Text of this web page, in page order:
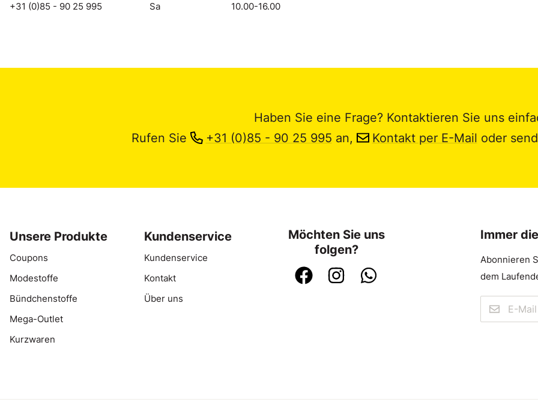
+31 (0)85 - 90 25 995
Sa
10.00-16.00
Haben Sie eine Frage? Kontaktieren Sie uns
Rufen Sie
+31 (0)85 - 90 25 995 an, Kontakt per E-Mail oder
Unsere Produkte
Coupons
Modestoffe
Bündchenstoffe
Mega-Outlet
Kurzwaren
Kundenservice
Kundenservice
Kontakt
Über uns
Möchten Sie uns
folgen?
Immer
Abonnieren
dem